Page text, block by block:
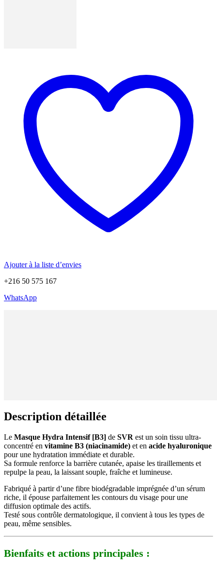
Ajouter à la liste d’envies
+216 50 575 167
WhatsApp
Description détaillée
Le Masque Hydra Intensif [B3] de SVR est un soin tissu ultra-
concentré en vitamine B3 (niacinamide) et en acide hyaluronique
pour une hydratation immédiate et durable.
Sa formule renforce la barrière cutanée, apaise les tiraillements et
repulpe la peau, la laissant souple, fraîche et lumineuse.
Fabriqué à partir d’une fibre biodégradable imprégnée d’un sérum
riche, il épouse parfaitement les contours du visage pour une
diffusion optimale des actifs.
Testé sous contrôle dermatologique, il convient à tous les types de
peau, même sensibles.
Bienfaits et actions principales :